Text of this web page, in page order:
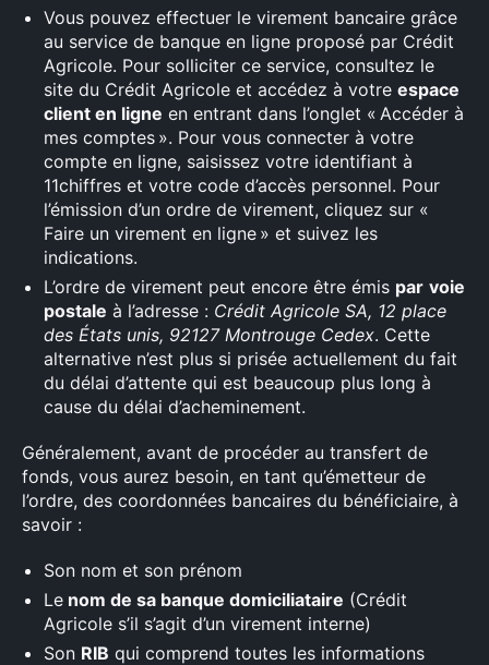
Vous pouvez effectuer le virement bancaire grâce
au service de banque en ligne proposé par Crédit
Agricole. Pour solliciter ce service, consultez le
site du Crédit Agricole et accédez à votre espace
client en ligne en entrant dans l’onglet « Accéder à
mes comptes ». Pour vous connecter à votre
compte en ligne, saisissez votre identifiant à
11chiffres et votre code d’accès personnel. Pour
l’émission d’un ordre de virement, cliquez sur «
Faire un virement en ligne » et suivez les
indications.
L’ordre de virement peut encore être émis par voie
postale à l’adresse : Crédit Agricole SA, 12 place
des États unis, 92127 Montrouge Cedex. Cette
alternative n’est plus si prisée actuellement du fait
du délai d’attente qui est beaucoup plus long à
cause du délai d’acheminement.
Généralement, avant de procéder au transfert de
fonds, vous aurez besoin, en tant qu’émetteur de
l’ordre, des coordonnées bancaires du bénéficiaire, à
savoir :
Son nom et son prénom
Le nom de sa banque domiciliataire (Crédit
Agricole s’il s’agit d’un virement interne)
Son RIB qui comprend toutes les informations